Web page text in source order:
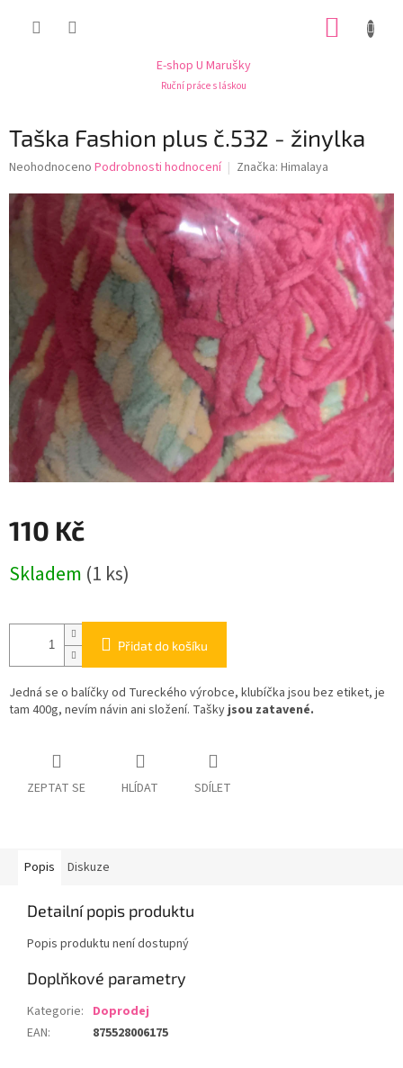
E-shop U Marušky
Ruční práce s láskou
Taška Fashion plus č.532 - žinylka
Průměrné
produktu
je
hvězdiček.
Neohodnoceno Podrobnosti hodnocení Značka: Himalaya
110 Kč
cena:
Skladem (1 ks)
Přidat do košíku
Jedná se o balíčky od Tureckého výrobce, klubíčka jsou bez etiket, je
tam 400g, nevím návin ani složení. Taškyjsou zatavené.
ZEPTAT SE HLÍDAT SDÍLET
Popis Diskuze
Detailní popis produktu
Popis produktu není dostupný
Doplňkové parametry
Kategorie: Doprodej
EAN: 875528006175